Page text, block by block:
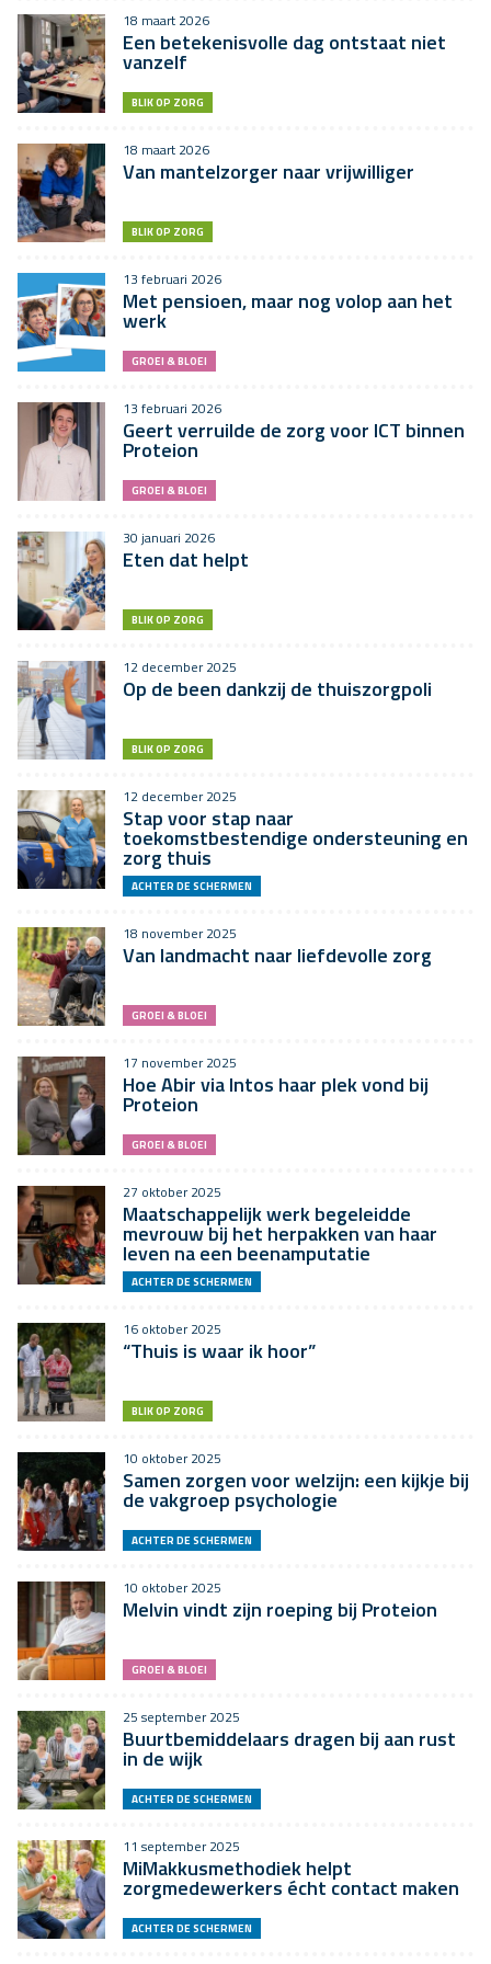
18 maart 2026
Een betekenisvolle dag ontstaat niet
vanzelf
BLIK OP ZORG
18 maart 2026
Van mantelzorger naar vrijwilliger
BLIK OP ZORG
13 februari 2026
Met pensioen, maar nog volop aan het
werk
GROEI & BLOEI
13 februari 2026
Geert verruilde de zorg voor ICT binnen
Proteion
GROEI & BLOEI
30 januari 2026
Eten dat helpt
BLIK OP ZORG
12 december 2025
Op de been dankzij de thuiszorgpoli
BLIK OP ZORG
12 december 2025
Stap voor stap naar
toekomstbestendige ondersteuning en
zorg thuis
ACHTER DE SCHERMEN
18 november 2025
Van landmacht naar liefdevolle zorg
GROEI & BLOEI
17 november 2025
Hoe Abir via Intos haar plek vond bij
Proteion
GROEI & BLOEI
27 oktober 2025
Maatschappelijk werk begeleidde
mevrouw bij het herpakken van haar
leven na een beenamputatie
ACHTER DE SCHERMEN
16 oktober 2025
“Thuis is waar ik hoor”
BLIK OP ZORG
10 oktober 2025
Samen zorgen voor welzijn: een kijkje bij
de vakgroep psychologie
ACHTER DE SCHERMEN
10 oktober 2025
Melvin vindt zijn roeping bij Proteion
GROEI & BLOEI
25 september 2025
Buurtbemiddelaars dragen bij aan rust
in de wijk
ACHTER DE SCHERMEN
11 september 2025
MiMakkusmethodiek helpt
zorgmedewerkers écht contact maken
ACHTER DE SCHERMEN